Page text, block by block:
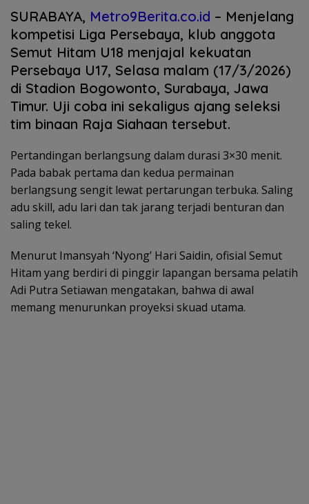
SURABAYA, Metro9Berita.co.id – Menjelang
kompetisi Liga Persebaya, klub anggota
Semut Hitam U18 menjajal kekuatan
Persebaya U17, Selasa malam (17/3/2026)
di Stadion Bogowonto, Surabaya, Jawa
Timur. Uji coba ini sekaligus ajang seleksi
tim binaan Raja Siahaan tersebut.
Pertandingan berlangsung dalam durasi 3×30 menit.
Pada babak pertama dan kedua permainan
berlangsung sengit lewat pertarungan terbuka. Saling
adu skill, adu lari dan tak jarang terjadi benturan dan
saling tekel.
Menurut Imansyah ‘Nyong’ Hari Saidin, ofisial Semut
Hitam yang berdiri di pinggir lapangan bersama pelatih
Adi Putra Setiawan mengatakan, bahwa di awal
memang menurunkan proyeksi skuad utama.